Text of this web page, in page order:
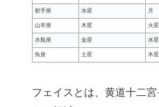
射手座 水星 月
山羊座 木星 火星
水瓶座 金星 水星
魚座 土星 木星
フェイスとは、黄道十二